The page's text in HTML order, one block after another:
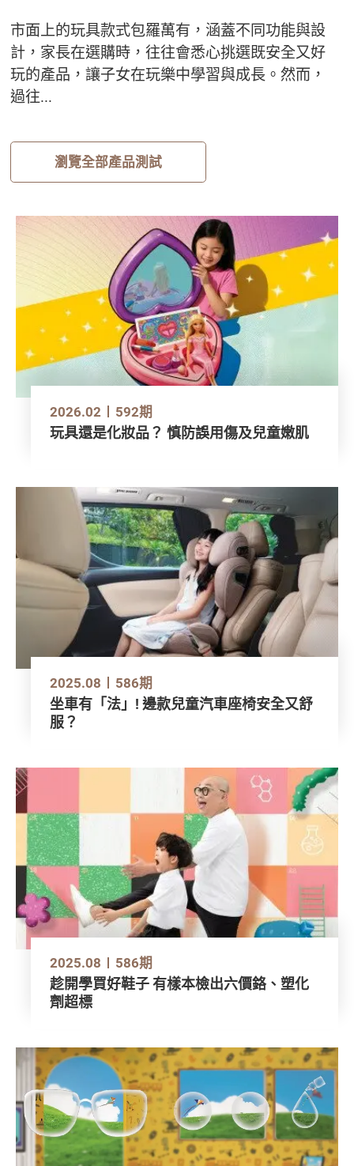
市面上的玩具款式包羅萬有，涵蓋不同功能與設
計，家長在選購時，往往會悉心挑選既安全又好
玩的產品，讓子女在玩樂中學習與成長。然而，
過往...
瀏覽全部產品測試
2026.02 592期
玩具還是化妝品？ 慎防誤用傷及兒童嫩肌
2025.08 586期
坐車有「法」! 邊款兒童汽車座椅安全又舒
服？
2025.08 586期
趁開學買好鞋子 有樣本檢出六價鉻、塑化
劑超標